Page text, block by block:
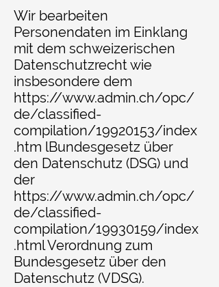
Wir bearbeiten
Personendaten im Einklang
mit dem schweizerischen
Datenschutzrecht wie
insbesondere dem
https://www.admin.ch/opc/
de/classified-
compilation/19920153/index
.htm lBundesgesetz über
den Datenschutz (DSG) und
der
https://www.admin.ch/opc/
de/classified-
compilation/19930159/index
.htmlVerordnung zum
Bundesgesetz über den
Datenschutz (VDSG).